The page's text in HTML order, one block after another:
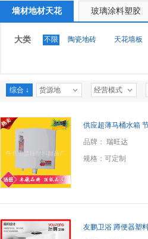
墙材地材天花 玻璃涂料塑胶
大类 不限 陶瓷地砖 天花墙板
综合 ↓ 货源地 经营模式
品牌： 瑞旺达
规格： 可定制